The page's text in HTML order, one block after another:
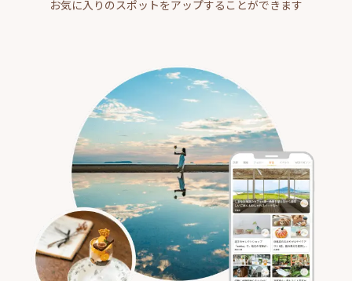
お気に入りのスポットをアップすることができます